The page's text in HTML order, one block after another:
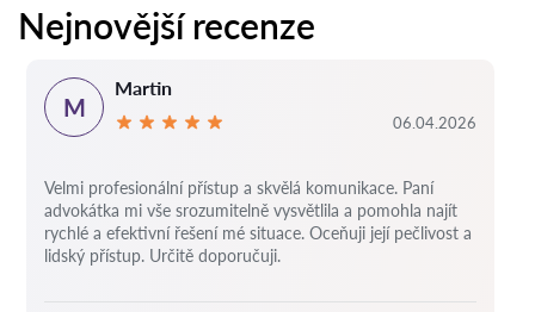
Nejnovější recenze
M
Martin
06.04.2026
Velmi profesionální přístup a skvělá komunikace. Paní
advokátka mi vše srozumitelně vysvětlila a pomohla najít
rychlé a efektivní řešení mé situace. Oceňuji její pečlivost a
lidský přístup. Určitě doporučuji.